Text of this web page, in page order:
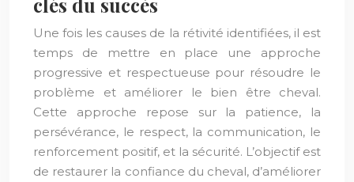
Une fois les causes de la rétivité identifiées, il est
temps de mettre en place une approche
progressive et respectueuse pour résoudre le
problème et améliorer le bien être cheval.
Cette approche repose sur la patience, la
persévérance, le respect, la communication, le
renforcement positif, et la sécurité. L’objectif est
de restaurer la confiance du cheval, d’améliorer